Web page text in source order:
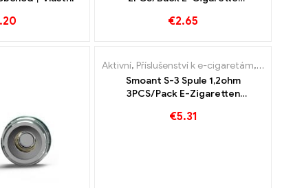
€2.65
Aktivní, Příslušenství k e-cigaretám,
Smoant S-3 Spule 1,2ohm
3PCS/Pack E-Zigaretten
€5.31